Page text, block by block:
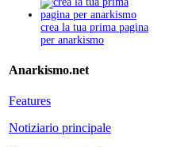
crea la tua prima pagina
per anarkismo
Anarkismo.net
Features
Notiziario principale